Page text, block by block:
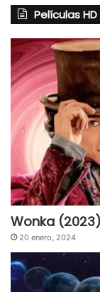
Películas HD
Wonka
20 enero, 2024